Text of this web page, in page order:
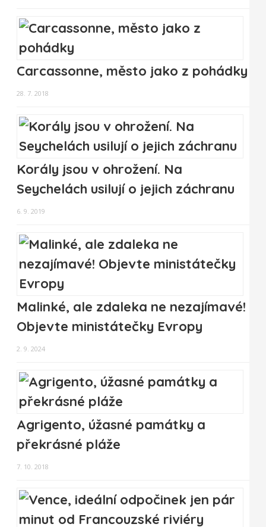
Carcassonne, město jako z pohádky
28. 7. 2018
Korály jsou v ohrožení. Na
Seychelách usilují o jejich záchranu
6. 9. 2019
Malinké, ale zdaleka ne nezajímavé!
Objevte ministátečky Evropy
2. 9. 2024
Agrigento, úžasné památky a
překrásné pláže
7. 10. 2018